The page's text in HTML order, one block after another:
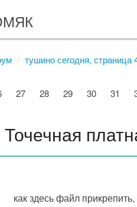
тушино сегодня, страница
27 28 29 30 31
Точечная
как здесь файл